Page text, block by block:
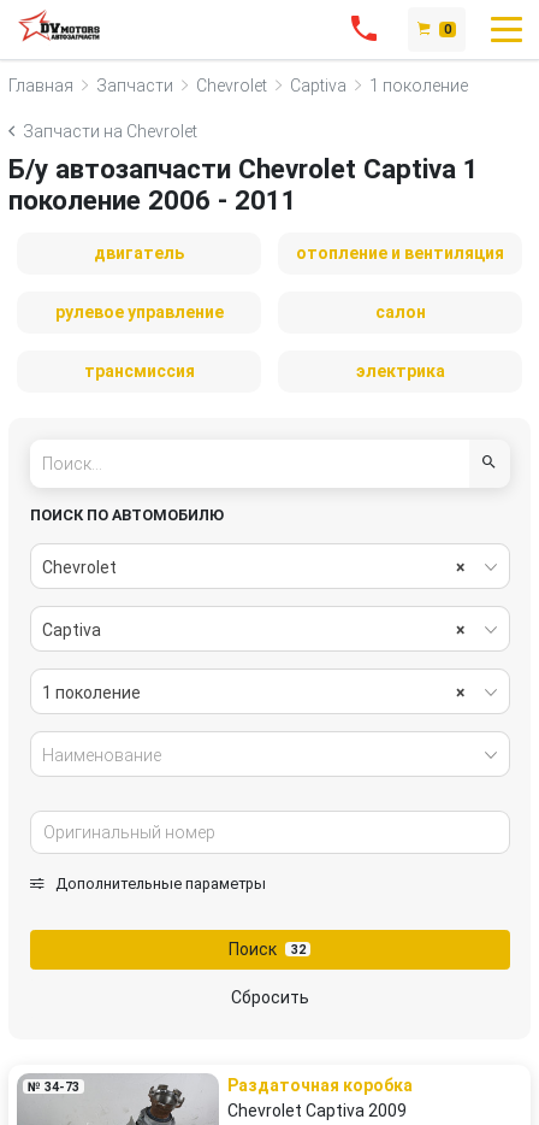
0
Главная Запчасти Chevrolet Captiva 1 поколение
Запчасти на Chevrolet
Б/у автозапчасти Chevrolet Captiva 1
поколение 2006 - 2011
двигатель отопление и вентиляция
рулевое управление салон
трансмиссия электрика
ПОИСК ПО АВТОМОБИЛЮ
×
Chevrolet
×
Captiva
×
1 поколение
Наименование
Дополнительные параметры
Поиск 32
Сбросить
№ 34-73
Раздаточная коробка
Chevrolet Captiva 2009